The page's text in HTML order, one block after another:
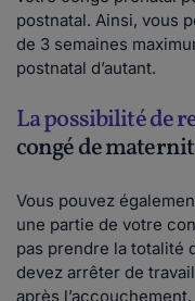
postnatal. Ainsi, vous
de 3 semaines
postnatal d’autant.
La possibilité de
congé de
Vous pouvez
une partie de votre
pas prendre la totalité
devez arrêter de
après l’accouchement.